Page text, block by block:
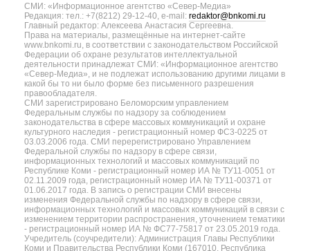
СМИ: «Информационное агентство «Север-Медиа»
Редакция: тел.: +7(8212) 29-12-40, e-mail: redaktor@bnkomi.ru
Главный редактор: Алексеева Анастасия Сергеевна.
Права на материалы, размещённые на интернет-сайте
www.bnkomi.ru, в соответствии с законодательством Российской
Федерации об охране результатов интеллектуальной
деятельности принадлежат СМИ: «Информационное агентство
«Север-Медиа», и не подлежат использованию другими лицами в
какой бы то ни было форме без письменного разрешения
правообладателя.
СМИ зарегистрировано Беломорским управлением
Федеральным службы по надзору за соблюдением
законодательства в сфере массовых коммуникаций и охране
культурного наследия - регистрационный номер ФС3-0225 от
03.03.2006 года. СМИ перерегистрировано Управлением
Федеральной службы по надзору в сфере связи,
информационных технологий и массовых коммуникаций по
Республике Коми - регистрационный номер ИА № ТУ11-0051 от
02.11.2009 года, регистрационный номер ИА № ТУ11-00371 от
01.06.2017 года. В запись о регистрации СМИ внесены
изменения Федеральной службы по надзору в сфере связи,
информационных технологий и массовых коммуникаций в связи с
изменением территории распространения, уточнением тематики
- регистрационный номер ИА № ФС77-75817 от 23.05.2019 года.
Учредитель (соучредители): Администрация Главы Республики
Коми и Правительства Республики Коми (167010, Республика